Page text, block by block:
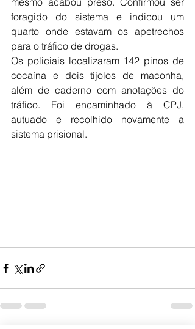
foragido do sistema e indicou um
quarto onde estavam os apetrechos
para o tráfico de drogas.
Os policiais localizaram 142 pinos de
cocaína e dois tijolos de maconha,
além de caderno com anotações do
tráfico. Foi encaminhado à CPJ,
autuado e recolhido novamente a
sistema prisional.